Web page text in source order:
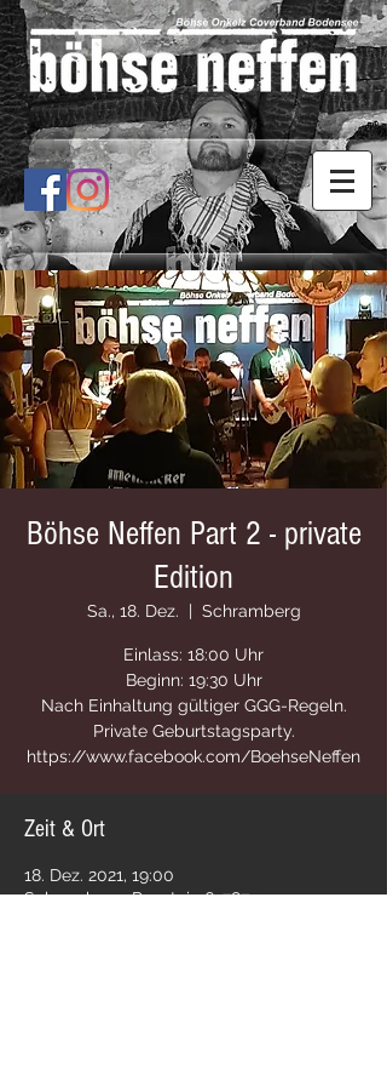
Böhse Neffen Part 2 - private
Edition
Sa., 18. Dez.
  |
Schramberg
Einlass: 18:00 Uhr
Beginn: 19:30 Uhr
Nach Einhaltung gültiger GGG-Regeln.
Private Geburtstagsparty.
https://www.facebook.com/BoehseNeffen
Zeit & Ort
18. Dez. 2021, 19:00
Schramberg, Raustein 6, 78713